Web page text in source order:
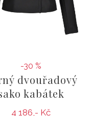
-30 %
dvouřadový
kabátek
4 186,- Kč